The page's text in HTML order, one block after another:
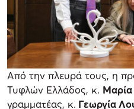
Από την πλευρά τους, η
Τυφλών Ελλάδος, κ. Μαρία
γραμματέας, κ. Γεωργία